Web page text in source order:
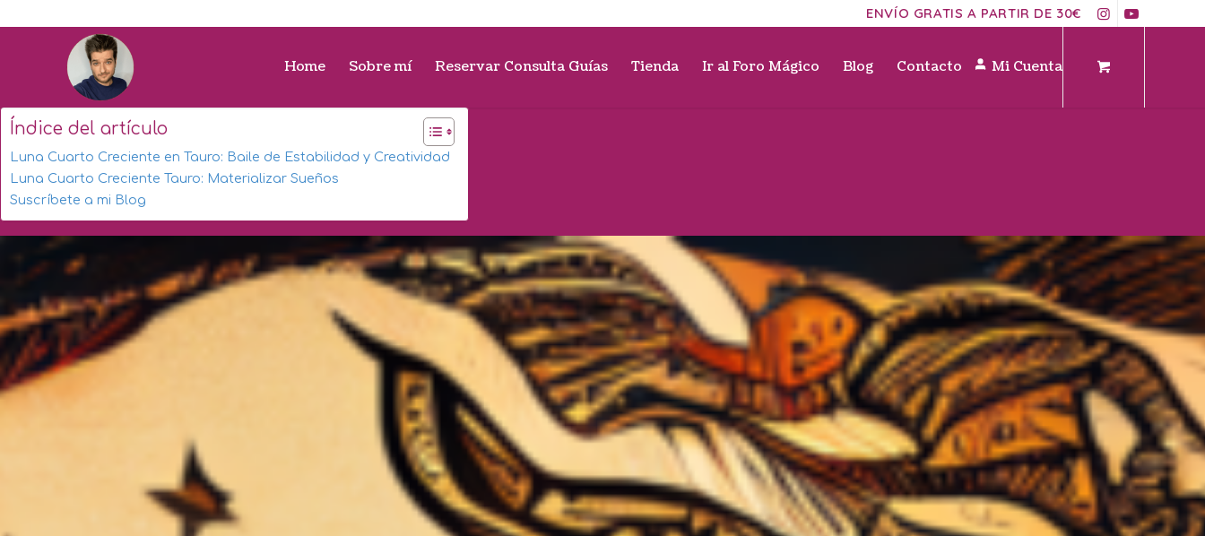
ENVÍO GRATIS A PARTIR DE 30€
Home Sobre mí Reservar Consulta Guías Tienda Ir al Foro Mágico Blog Contacto Mi Cuenta
Índice del artículo
Luna Cuarto Creciente en Tauro: Baile de Estabilidad y Creatividad
Luna Cuarto Creciente Tauro: Materializar Sueños
Suscríbete a mi Blog